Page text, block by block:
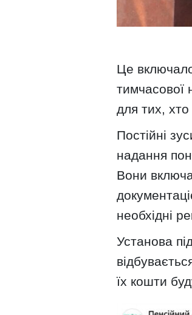
Це
тимчасової
для тих,
Постійні
надання
Вони
необхідні
Установа
їх кошти